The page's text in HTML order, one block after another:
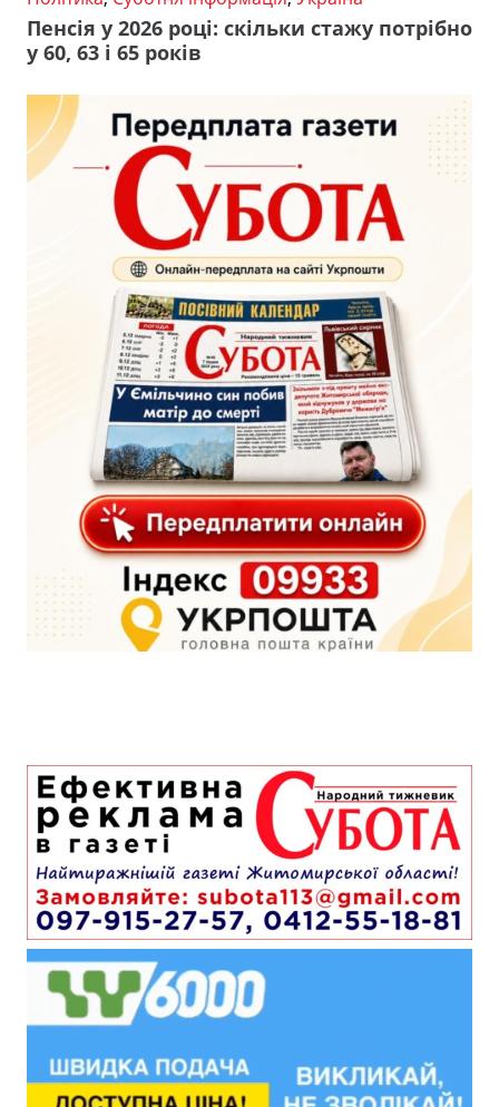
Пенсія у 2026 році: скільки стажу потрібно
у 60, 63 і 65 років